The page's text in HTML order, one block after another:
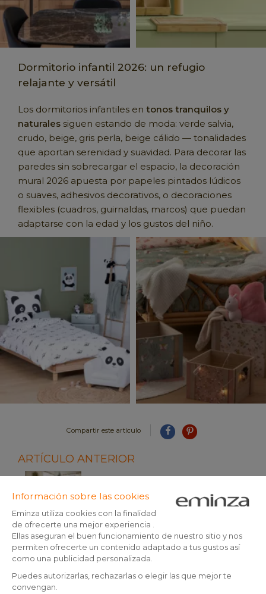
Dormitorio infantil 2026: un refugio
relajante y versátil
Los dormitorios infantiles en tonos tranquilos y
naturales siguen estando de moda: verde salvia,
crudo, beige, gris perla, beige cálido — tonalidades
que aportan serenidad y suavidad. Para decorar las
paredes sin sobrecargar el espacio, la decoración
mural 2026 apuesta por papeles pintados lúdicos
o suaves, adhesivos decorativos, o decoraciones
flexibles (cuadros, guirnaldas, marcos) que puedan
adaptarse con la edad y los gustos del niño.
Compartir este artículo
ARTÍCULO ANTERIOR
Tendencias en Decoración navideña
2025: inspiraciones y
ARTÍCULO SIGUIENTE
Tendencias de decoración navideña
2026: inspírate con